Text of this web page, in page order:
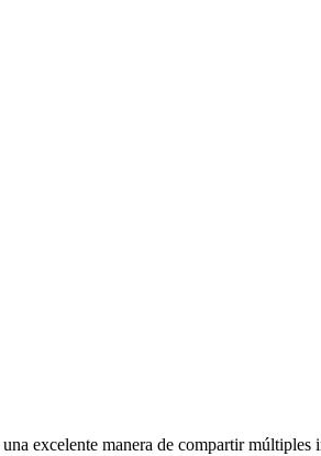
excelente manera de compartir múltiples